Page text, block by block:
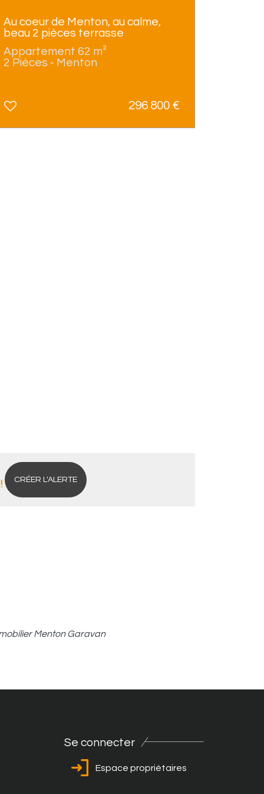
Au coeur de Menton, au calme,
beau 2 pièces terrasse
Appartement 62 m²
2 Pièces - Menton
296 800 €
CRÉER L'ALERTE
Menton Garavan
Se connecter
Espace propriétaires